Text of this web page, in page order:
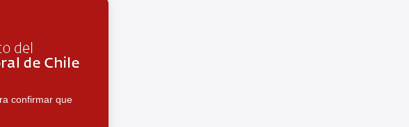
confirmar que